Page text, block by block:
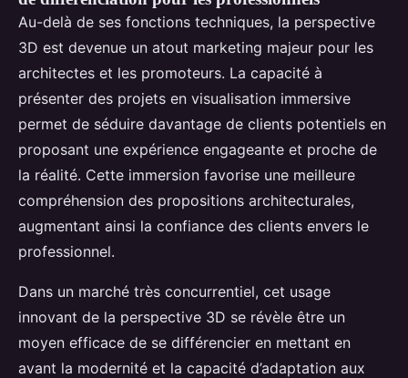
Au-delà de ses fonctions techniques, la perspective
3D est devenue un atout marketing majeur pour les
architectes et les promoteurs. La capacité à
présenter des projets en visualisation immersive
permet de séduire davantage de clients potentiels en
proposant une expérience engageante et proche de
la réalité. Cette immersion favorise une meilleure
compréhension des propositions architecturales,
augmentant ainsi la confiance des clients envers le
professionnel.
Dans un marché très concurrentiel, cet usage
innovant de la perspective 3D se révèle être un
moyen efficace de se différencier en mettant en
avant la modernité et la capacité d’adaptation aux